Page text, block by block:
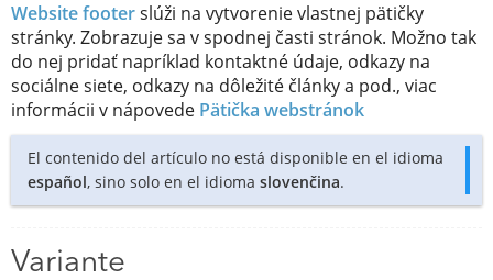
Website footerslúži na vytvorenie vlastnej pätičky
stránky. Zobrazuje sa v spodnej časti stránok. Možno tak
do nej pridať napríklad kontaktné údaje, odkazy na
sociálne siete, odkazy na dôležité články a pod., viac
informácii v nápovede Pätička webstránok
El contenido del artículo no está disponible en el idioma
español, sino solo en el idioma slovenčina.
Variante